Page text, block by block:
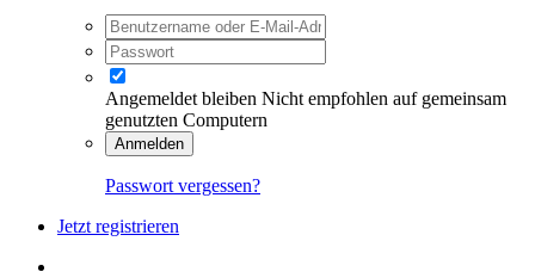
Angemeldet bleiben Nicht empfohlen auf gemeinsam
genutzten Computern
Anmelden
Passwort vergessen?
Jetzt registrieren